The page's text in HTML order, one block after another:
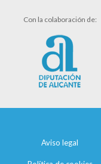
Con la colaboración de:
Aviso legal